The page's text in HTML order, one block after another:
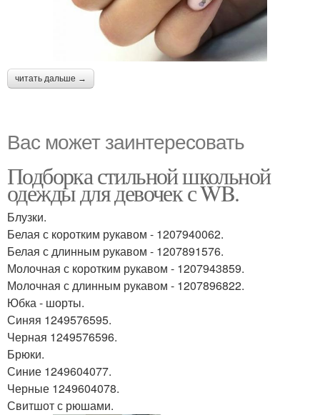
читать дальше →
Вас может заинтересовать
Подборка стильной школьной
одежды для девочек с WB.
Блузки.
Белая с коротким рукавом - 1207940062.
Белая с длинным рукавом - 1207891576.
Молочная с коротким рукавом - 1207943859.
Молочная с длинным рукавом - 1207896822.
Юбка - шорты.
Синяя 1249576595.
Черная 1249576596.
Брюки.
Синие 1249604077.
Черные 1249604078.
Свитшот с рюшами.